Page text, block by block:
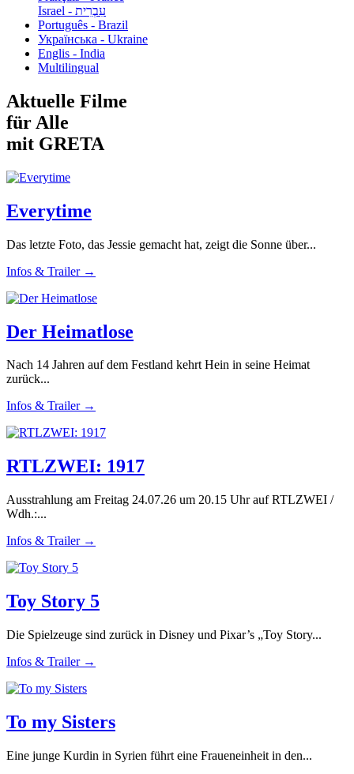
עִבְרִית - Israel
Português - Brazil
Українська - Ukraine
Englis - India
Multilingual
Aktuelle Filme
für Alle
mit GRETA
Everytime
Das letzte Foto, das Jessie gemacht hat, zeigt die Sonne über...
Infos & Trailer →
Der Heimatlose
Nach 14 Jahren auf dem Festland kehrt Hein in seine Heimat
zurück...
Infos & Trailer →
RTLZWEI: 1917
Ausstrahlung am Freitag 24.07.26 um 20.15 Uhr auf RTLZWEI /
Wdh.:...
Infos & Trailer →
Toy Story 5
Die Spielzeuge sind zurück in Disney und Pixar’s „Toy Story...
Infos & Trailer →
To my Sisters
Eine junge Kurdin in Syrien führt eine Fraueneinheit in den...